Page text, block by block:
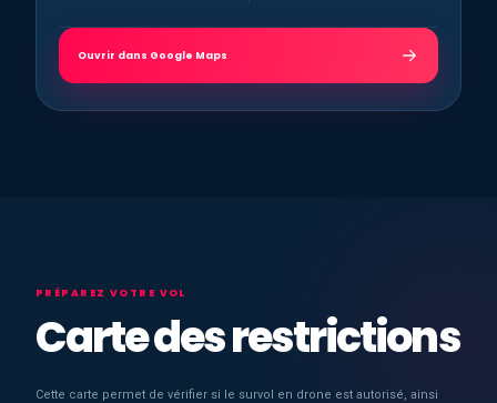
Ouvrir dans Google Maps
PRÉPAREZ VOTRE VOL
Carte des restrictions
Cette carte permet de vérifier si le survol en drone est autorisé, ainsi